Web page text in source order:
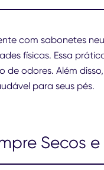
com sabonetes
físicas. Essa
de odores. Além
para seus pés.
Secos